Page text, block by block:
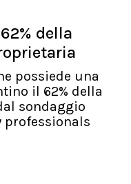
della
possiede una
il 62% della
sondaggio
professionals